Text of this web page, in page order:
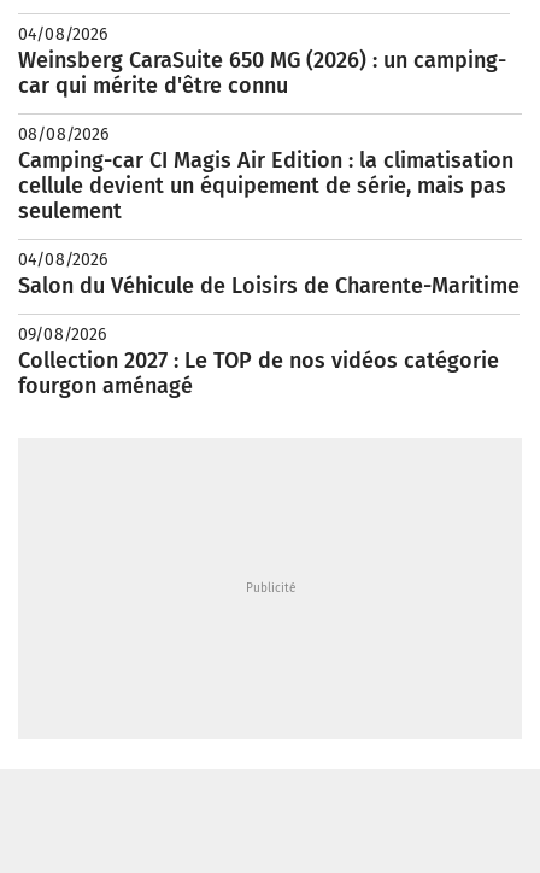
04/08/2026
Weinsberg CaraSuite 650 MG (2026) : un camping-
car qui mérite d'être connu
08/08/2026
Camping-car CI Magis Air Edition : la climatisation
cellule devient un équipement de série, mais pas
seulement
04/08/2026
Salon du Véhicule de Loisirs de Charente-Maritime
09/08/2026
Collection 2027 : Le TOP de nos vidéos catégorie
fourgon aménagé